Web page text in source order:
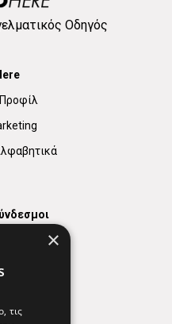
Οδηγός
Φαρμακεία
×
τις